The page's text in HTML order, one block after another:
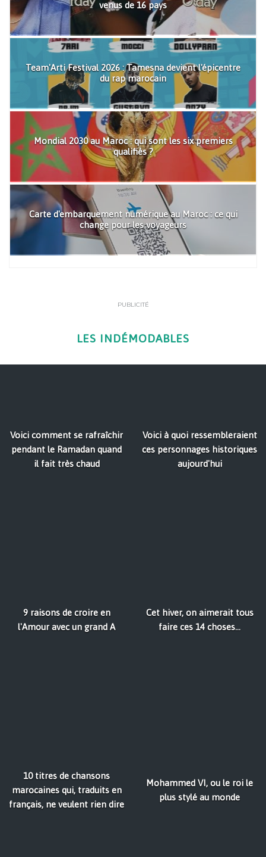
venus de 16 pays
Team'Arti Festival 2026 : Tamesna devient l'épicentre
du rap marocain
Mondial 2030 au Maroc : qui sont les six premiers
qualifiés ?
Carte d'embarquement numérique au Maroc : ce qui
change pour les voyageurs
PUBLICITÉ
LES INDÉMODABLES
Voici comment se rafraîchir
pendant le Ramadan quand
il fait très chaud
Voici à quoi ressembleraient
ces personnages historiques
aujourd'hui
9 raisons de croire en
l'Amour avec un grand A
Cet hiver, on aimerait tous
faire ces 14 choses...
10 titres de chansons
marocaines qui, traduits en
français, ne veulent rien dire
Mohammed VI, ou le roi le
plus stylé au monde